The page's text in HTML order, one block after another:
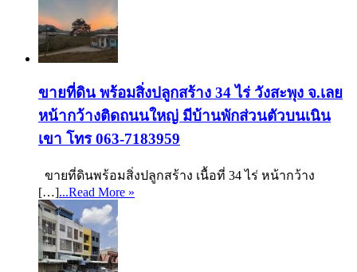
ขายที่ดิน พร้อมสิ่งปลูกสร้าง 34 ไร่ วังสะพุง จ.เลย
หน้ากว้างติดถนนใหญ่ มีบ้านพักส่วนตัวบนเนิน
เขา โทร 063-7183959
ขายที่ดินพร้อมสิ่งปลูกสร้าง เนื้อที่ 34 ไร่ หน้ากว้าง
[…]...Read More »